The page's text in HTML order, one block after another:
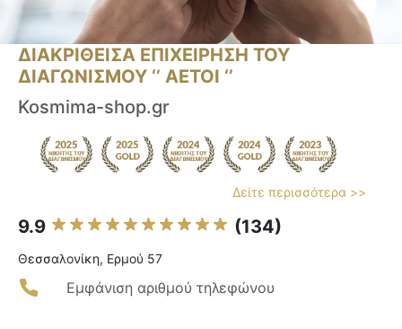
ΔΙΑΚΡΙΘΕΙΣΑ ΕΠΙΧΕΙΡΗΣΗ ΤΟΥ
ΔΙΑΓΩΝΙΣΜΟΥ ‘’ ΑΕΤΟΙ ‘’
Kosmima-shop.gr
Δείτε περισσότερα >>
9.9 (134)
Θεσσαλονίκη, Ερμού 57
Εμφάνιση αριθμού τηλεφώνου